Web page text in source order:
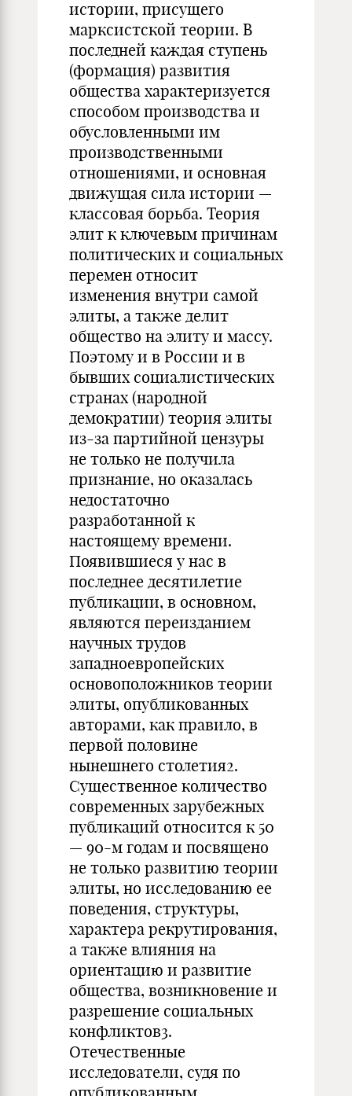
истории, присущего
марксистской теории. В
последней каждая ступень
(формация) развития
общества характеризуется
способом производства и
обусловленными им
производственными
отношениями, и основная
движущая сила истории —
классовая борьба. Теория
элит к ключевым причинам
политических и социальных
перемен относит
изменения внутри самой
элиты, а также делит
общество на элиту и массу.
Поэтому и в России и в
бывших социалистических
странах (народной
демократии) теория элиты
из-за партийной цензуры
не только не получила
признание, но оказалась
недостаточно
разработанной к
настоящему времени.
Появившиеся у нас в
последнее десятилетие
публикации, в основном,
являются переизданием
научных трудов
западноевропейских
основоположников теории
элиты, опубликованных
авторами, как правило, в
первой половине
нынешнего столетия2.
Существенное количество
современных зарубежных
публикаций относится к 50
— 90-м годам и посвящено
не только развитию теории
элиты, но исследованию ее
поведения, структуры,
характера рекрутирования,
а также влияния на
ориентацию и развитие
общества, возникновение и
разрешение социальных
конфликтов3.
Отечественные
исследователи, судя по